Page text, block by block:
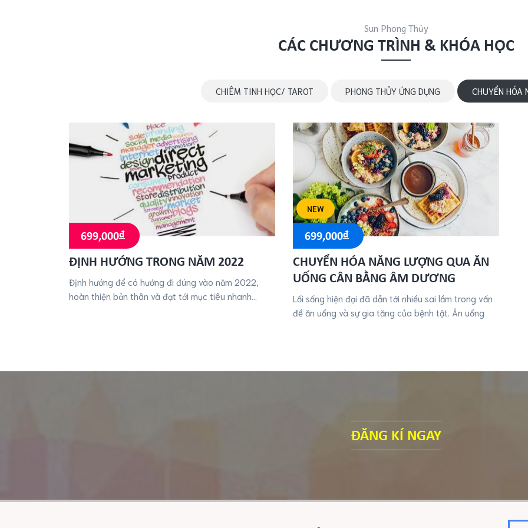
Sun Phong Thủy
CÁC CHƯƠNG TRÌNH & KHÓA HỌC
CHIÊM TINH HỌC/ TAROT PHONG THỦY ỨNG DỤNG CHUYỂN HÓA
699,000đ
ĐỊNH HƯỚNG TRONG NĂM 2022
Định hướng để có hướng đi đúng vào năm 2022,
hoàn thiện bản thân và đạt tới mục tiêu nhanh
NEW
699,000đ
CHUYỂN HÓA NĂNG LƯỢNG QUA ĂN
UỐNG CÂN BẰNG ÂM DƯƠNG
Lối sống hiện đại đã dẫn tới nhiều sai lầm trong vấn
đề ăn uống và sự gia tăng của bệnh tật. Ăn uống
ĐĂNG KÍ NGAY